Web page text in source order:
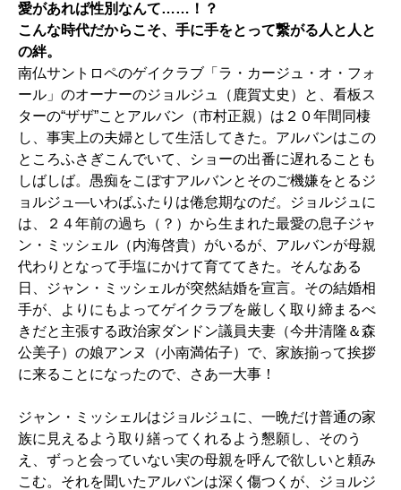
愛があれば性別なんて……！？
こんな時代だからこそ、手に手をとって繋がる人と人と
の絆。
南仏サントロペのゲイクラブ「ラ・カージュ・オ・フォ
ール」のオーナーのジョルジュ（鹿賀丈史）と、看板ス
ターの“ザザ”ことアルバン（市村正親）は２０年間同棲
し、事実上の夫婦として生活してきた。アルバンはこの
ところふさぎこんでいて、ショーの出番に遅れることも
しばしば。愚痴をこぼすアルバンとそのご機嫌をとるジ
ョルジュ―いわばふたりは倦怠期なのだ。ジョルジュに
は、２４年前の過ち（？）から生まれた最愛の息子ジャ
ン・ミッシェル（内海啓貴）がいるが、アルバンが母親
代わりとなって手塩にかけて育ててきた。そんなある
日、ジャン・ミッシェルが突然結婚を宣言。その結婚相
手が、よりにもよってゲイクラブを厳しく取り締まるべ
きだと主張する政治家ダンドン議員夫妻（今井清隆＆森
公美子）の娘アンヌ（小南満佑子）で、家族揃って挨拶
に来ることになったので、さあ一大事！
ジャン・ミッシェルはジョルジュに、一晩だけ普通の家
族に見えるよう取り繕ってくれるよう懇願し、そのう
え、ずっと会っていない実の母親を呼んで欲しいと頼み
こむ。それを聞いたアルバンは深く傷つくが、ジョルジ